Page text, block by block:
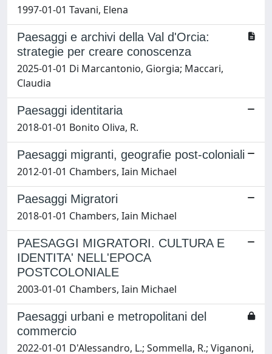
1997-01-01 Tavani, Elena
Paesaggi e archivi della Val d'Orcia:
strategie per creare conoscenza
2025-01-01 Di Marcantonio, Giorgia; Maccari,
Claudia
Paesaggi identitaria
2018-01-01 Bonito Oliva, R.
Paesaggi migranti, geografie post-coloniali
2012-01-01 Chambers, Iain Michael
Paesaggi Migratori
2018-01-01 Chambers, Iain Michael
PAESAGGI MIGRATORI. CULTURA E
IDENTITA' NELL'EPOCA
POSTCOLONIALE
2003-01-01 Chambers, Iain Michael
Paesaggi urbani e metropolitani del
commercio
2022-01-01 D'Alessandro, L.; Sommella, R.; Viganoni,